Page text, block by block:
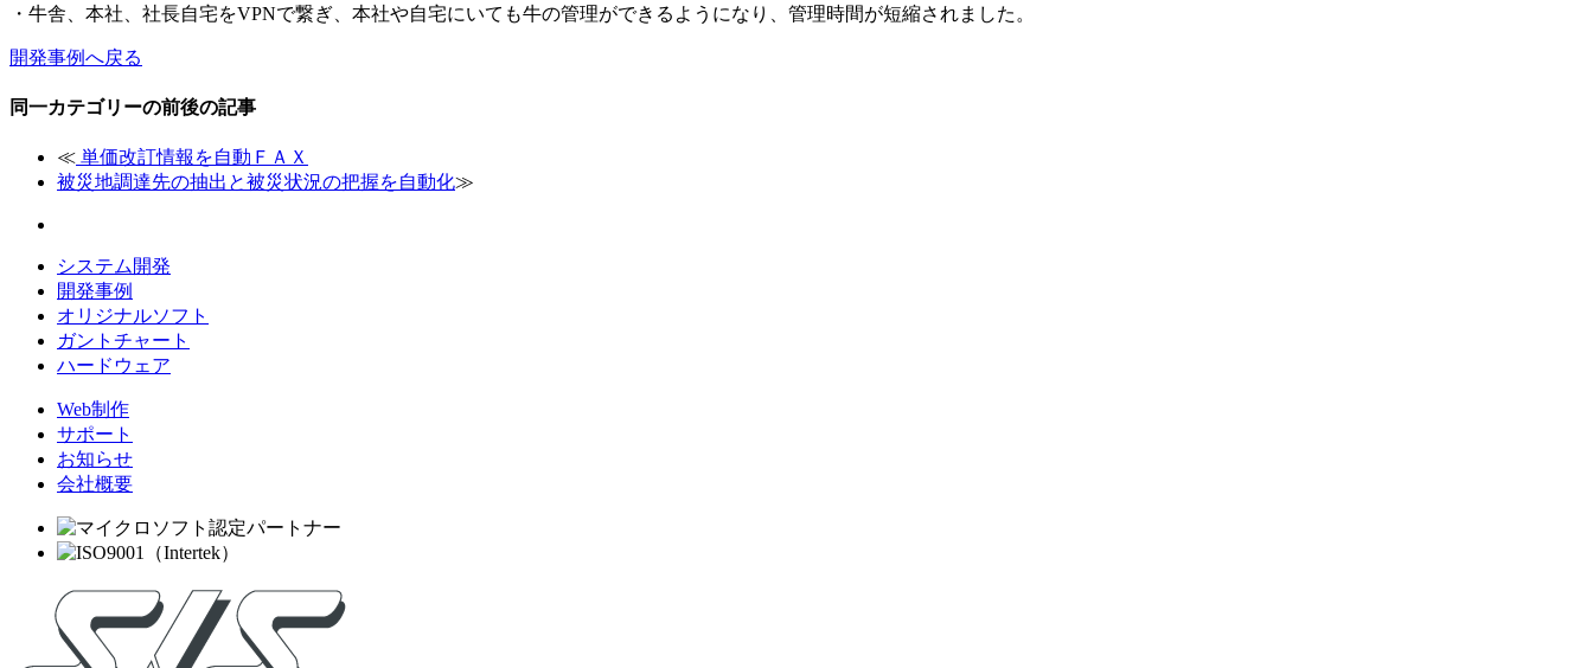
・牛舎、本社、社長自宅をVPNで繋ぎ、本社や自宅にいても牛の管理ができるようになり、管理時間が短縮されました。
開発事例へ戻る
同一カテゴリーの前後の記事
≪ 単価改訂情報を自動ＦＡＸ
被災地調達先の抽出と被災状況の把握を自動化≫
システム開発
開発事例
オリジナルソフト
ガントチャート
ハードウェア
Web制作
サポート
お知らせ
会社概要